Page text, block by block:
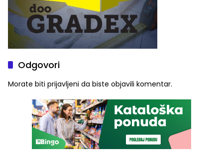
Odgovori
Morate biti prijavljeni da biste objavili komentar.